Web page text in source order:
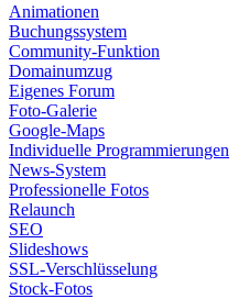
Animationen
Buchungssystem
Community-Funktion
Domainumzug
Eigenes Forum
Foto-Galerie
Google-Maps
Individuelle Programmierungen
News-System
Professionelle Fotos
Relaunch
SEO
Slideshows
SSL-Verschlüsselung
Stock-Fotos